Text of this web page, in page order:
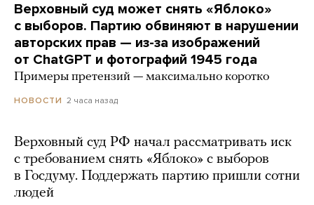
Верховный суд может снять «Яблоко»
с выборов. Партию обвиняют в нарушении
авторских прав — из-за изображений
от ChatGPT и фотографий 1945 года
Примеры претензий — максимально коротко
НОВОСТИ 2 часа назад
Верховный суд РФ начал рассматривать иск
с требованием снять «Яблоко» с выборов
в Госдуму. Поддержать партию пришли сотни
людей